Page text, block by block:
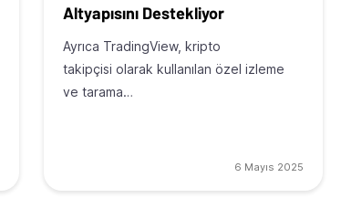
Altyapısını Destekliyor
Ayrıca TradingView, kripto
takipçisi olarak kullanılan özel izleme
ve tarama…
6 Mayıs 2025